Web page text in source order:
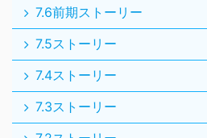
7.6前期ストーリー
7.5ストーリー
7.4ストーリー
7.3ストーリー